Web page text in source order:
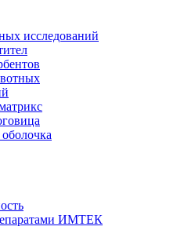
исследований
ИМТЕК